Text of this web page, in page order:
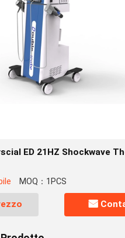
ED 21HZ Shockwave
MOQ：1PCS